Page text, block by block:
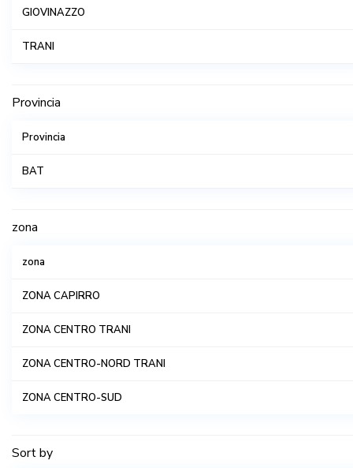
GIOVINAZZO
TRANI
Provincia
Provincia
BAT
zona
zona
ZONA CAPIRRO
ZONA CENTRO TRANI
ZONA CENTRO-NORD TRANI
ZONA CENTRO-SUD
Sort by